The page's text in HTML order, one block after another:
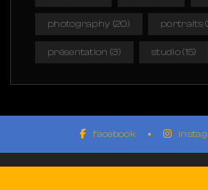
photography (20) portraits
présentation (3) studio(15)
facebook